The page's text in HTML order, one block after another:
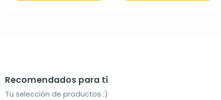
Recomendados para ti
Tu selección de productos ;)